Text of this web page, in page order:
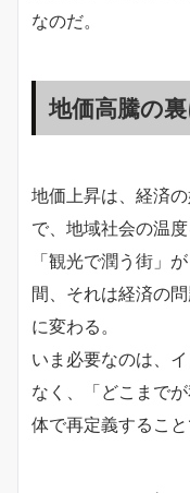
なのだ。
地価高騰の
地価上昇は、経済
で、地域社会の温
「観光で潤う街」
間、それは経済の
に変わる。
いま必要なのは、
なく、「どこまで
体で再定義すること